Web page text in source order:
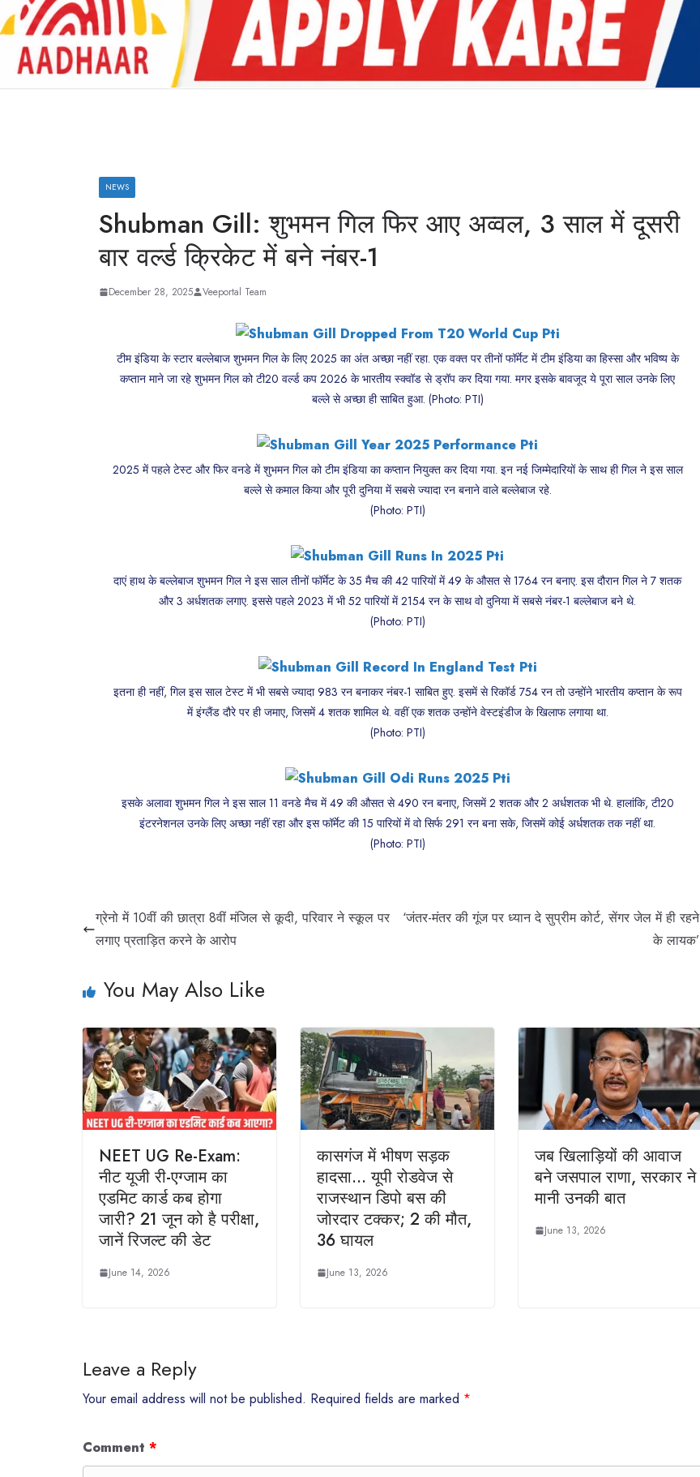
NEWS
Shubman Gill: शुभमन गिल फिर आए अव्वल, 3 साल में दूसरी
बार वर्ल्ड क्रिकेट में बने नंबर-1
December 28, 2025 Veeportal Team
टीम इंडिया के स्टार बल्लेबाज शुभमन गिल के लिए 2025 का अंत अच्छा नहीं रहा. एक वक्त पर तीनों फॉर्मेट में टीम इंडिया का हिस्सा और भविष्य के
कप्तान माने जा रहे शुभमन गिल को टी20 वर्ल्ड कप 2026 के भारतीय स्क्वॉड से ड्रॉप कर दिया गया. मगर इसके बावजूद ये पूरा साल उनके लिए
बल्ले से अच्छा ही साबित हुआ. (Photo: PTI)
2025 में पहले टेस्ट और फिर वनडे में शुभमन गिल को टीम इंडिया का कप्तान नियुक्त कर दिया गया. इन नई जिम्मेदारियों के साथ ही गिल ने इस साल
बल्ले से कमाल किया और पूरी दुनिया में सबसे ज्यादा रन बनाने वाले बल्लेबाज रहे.
(Photo: PTI)
दाएं हाथ के बल्लेबाज शुभमन गिल ने इस साल तीनों फॉर्मेट के 35 मैच की 42 पारियों में 49 के औसत से 1764 रन बनाए. इस दौरान गिल ने 7 शतक
और 3 अर्धशतक लगाए. इससे पहले 2023 में भी 52 पारियों में 2154 रन के साथ वो दुनिया में सबसे नंबर-1 बल्लेबाज बने थे.
(Photo: PTI)
इतना ही नहीं, गिल इस साल टेस्ट में भी सबसे ज्यादा 983 रन बनाकर नंबर-1 साबित हुए. इसमें से रिकॉर्ड 754 रन तो उन्होंने भारतीय कप्तान के रूप
में इंग्लैंड दौरे पर ही जमाए, जिसमें 4 शतक शामिल थे. वहीं एक शतक उन्होंने वेस्टइंडीज के खिलाफ लगाया था.
(Photo: PTI)
इसके अलावा शुभमन गिल ने इस साल 11 वनडे मैच में 49 की औसत से 490 रन बनाए, जिसमें 2 शतक और 2 अर्धशतक भी थे. हालांकि, टी20
इंटरनेशनल उनके लिए अच्छा नहीं रहा और इस फॉर्मेट की 15 पारियों में वो सिर्फ 291 रन बना सके, जिसमें कोई अर्धशतक तक नहीं था.
(Photo: PTI)
ग्रेनो में 10वीं की छात्रा 8वीं मंजिल से कूदी, परिवार ने स्कूल पर
लगाए प्रताड़ित करने के आरोप
‘जंतर-मंतर की गूंज पर ध्यान दे सुप्रीम कोर्ट, सेंगर जेल में ही रहने
के लायक’
You May Also Like
NEET UG Re-Exam:
नीट यूजी री-एग्जाम का
एडमिट कार्ड कब होगा
जारी? 21 जून को है परीक्षा,
जानें रिजल्ट की डेट
June 14, 2026
कासगंज में भीषण सड़क
हादसा… यूपी रोडवेज से
राजस्थान डिपो बस की
जोरदार टक्कर; 2 की मौत,
36 घायल
June 13, 2026
जब खिलाड़ियों की आवाज
बने जसपाल राणा, सरकार ने
मानी उनकी बात
June 13, 2026
Leave a Reply
Your email address will not be published. Required fields are marked *
Comment *